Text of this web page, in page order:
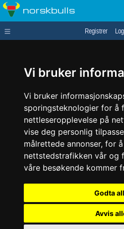
Vi bruker
Vi bruker
sporingsteknologier for å
nettleseropplevelse på
vise deg personlig
målrettede annonser, for
nettstedstrafikken vår og
våre besøkende kommer
Godta
Avvis
norskbulls
Registrer